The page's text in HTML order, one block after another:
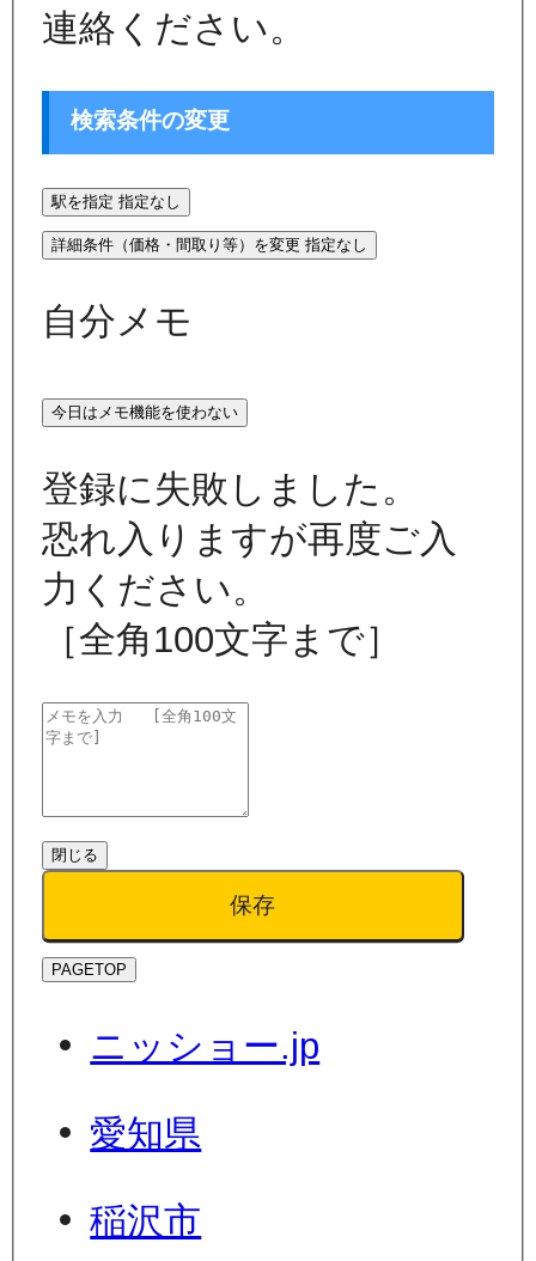
連絡ください。
検索条件の変更
駅を指定 指定なし
詳細条件（価格・間取り等）を変更 指定なし
自分メモ
今日はメモ機能を使わない
登録に失敗しました。
恐れ入りますが再度ご入
力ください。
［全角100文字まで］
閉じる
保存
PAGETOP
ニッショー.jp
愛知県
稲沢市